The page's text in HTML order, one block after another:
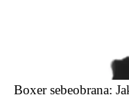
Boxer sebeobrana: